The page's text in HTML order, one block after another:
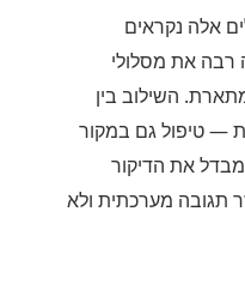
אלה נקראים
רבה את מסלולי
השילוב בין
— טיפול גם במקור
את הדיקור
תגובה מערכתית ולא